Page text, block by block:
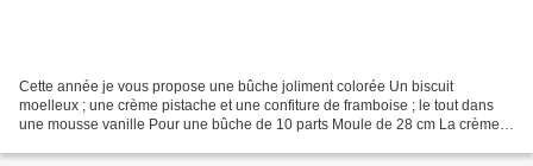
Cette année je vous propose une bûche joliment colorée Un biscuit
moelleux ; une crème pistache et une confiture de framboise ; le tout dans
une mousse vanille Pour une bûche de 10 parts Moule de 28 cm La crème